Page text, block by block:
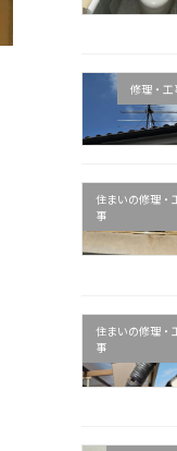
修理・工
住まいの修理・
事
住まいの修理・
事